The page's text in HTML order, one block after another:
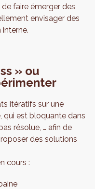
faire émerger des
envisager des
» ou
itératifs sur une
qui est bloquante dans
résolue, … afin de
des solutions
cours :